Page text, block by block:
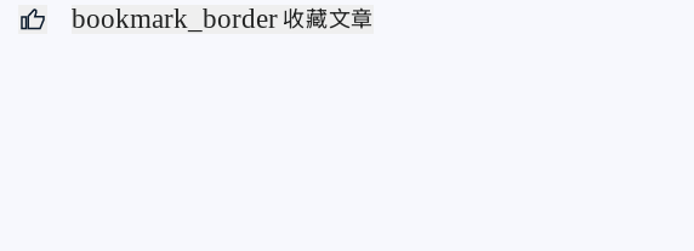
bookmark_border 收藏文章